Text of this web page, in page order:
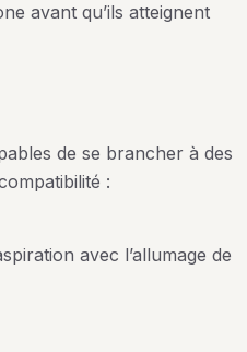
avant qu’ils atteignent
de se brancher à des
:
avec l’allumage de